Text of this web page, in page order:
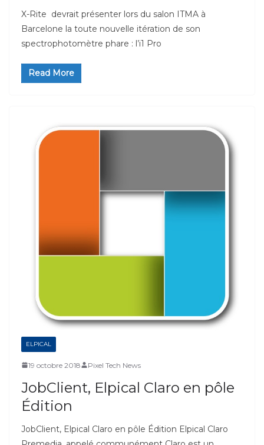
X-Rite devrait présenter lors du salon ITMA à
Barcelone la toute nouvelle itération de son
spectrophotomètre phare : l’i1 Pro
Read More
ELPICAL
19 octobre 2018 Pixel Tech News
JobClient, Elpical Claro en pôle
Édition
JobClient, Elpical Claro en pôle Édition Elpical Claro